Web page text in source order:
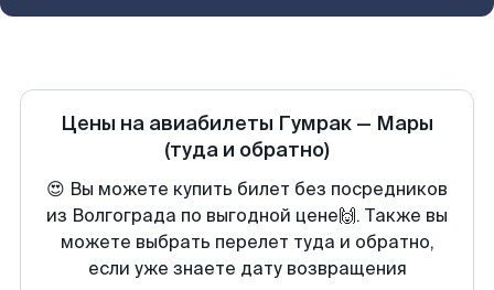
Цены на авиабилеты Гумрак — Мары
(туда и обратно)
😍 Вы можете купить билет без посредников
из Волгограда по выгодной цене🙌. Также вы
можете выбрать перелет туда и обратно,
если уже знаете дату возвращения